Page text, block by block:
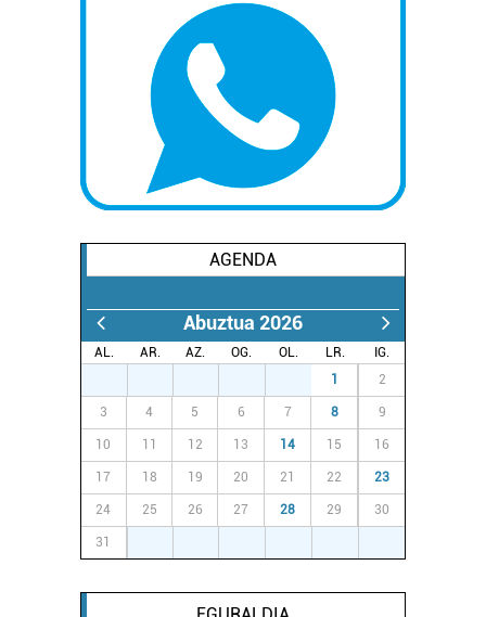
AGENDA
Abuztua 2026
AL. AR. AZ. OG. OL. LR.
IG.
1 2
3 4 5 6 7 8 9
10 11 12 13 14 15 16
17 18 19 20 21 22 23
24 25 26 27 28 29 30
31